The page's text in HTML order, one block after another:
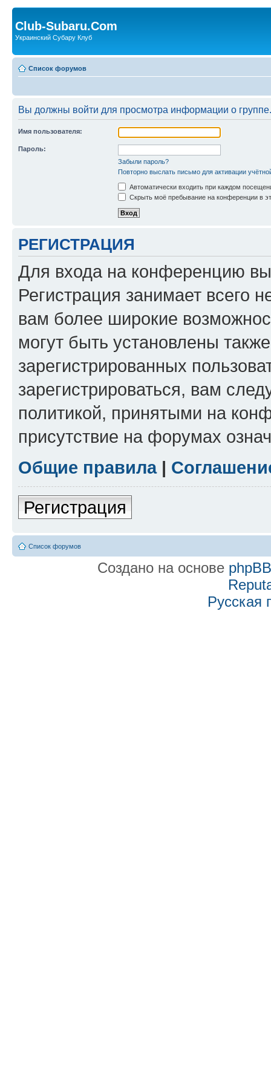
Club-Subaru.Com
Украинский Субару Клуб
Список форумов
Вы должны войти для просмотра информации о группе.
Имя пользователя:
Пароль:
Забыли пароль?
Повторно выслать письмо для активации
Автоматически входить при каждом
Скрыть моё пребывание на конференции в
РЕГИСТРАЦИЯ
Для входа на конференцию
Регистрация занимает всего
вам более широкие
могут быть установлены
зарегистрированных
зарегистрироваться, вам
политикой, принятыми на
присутствие на форумах
Общие правила|
Регистрация
Список форумов
Создано на основе phpBB
Русская